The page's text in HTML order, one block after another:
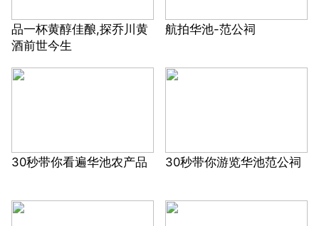
品一杯黄醇佳酿,探乔川黄
酒前世今生
航拍华池-范公祠
30秒带你看遍华池农产品 30秒带你游览华池范公祠